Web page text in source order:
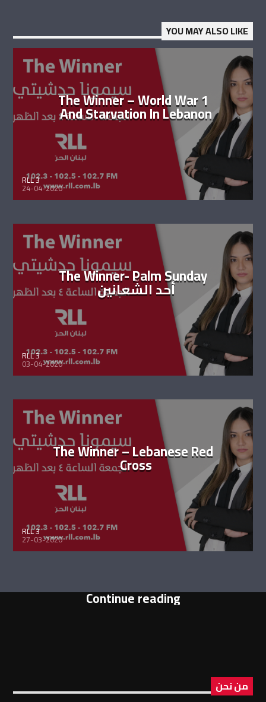
YOU MAY ALSO LIKE
The Winner – World War 1
And Starvation In Lebanon
RLL 3
24-04-2020
The Winner- Palm Sunday
أحد الشّعانين
RLL 3
03-04-2020
The Winner – Lebanese Red
Cross
RLL 3
27-03-2020
Continue reading
من نحن